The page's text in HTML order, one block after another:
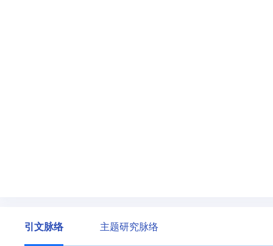
引文脉络 主题研究脉络